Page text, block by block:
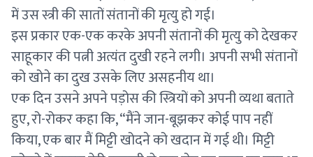
में उस स्त्री की सातों संतानों की मृत्यु हो गई।
इस प्रकार एक-एक करके अपनी संतानों की मृत्यु को देखकर
साहूकार की पत्नी अत्यंत दुखी रहने लगी। अपनी सभी संतानों
को खोने का दुख उसके लिए असहनीय था।
एक दिन उसने अपने पड़ोस की स्त्रियों को अपनी व्यथा बताते
हुए, रो-रोकर कहा कि, “मैंने जान-बूझकर कोई पाप नहीं
किया, एक बार मैं मिट्टी खोदने को खदान में गई थी। मिट्टी